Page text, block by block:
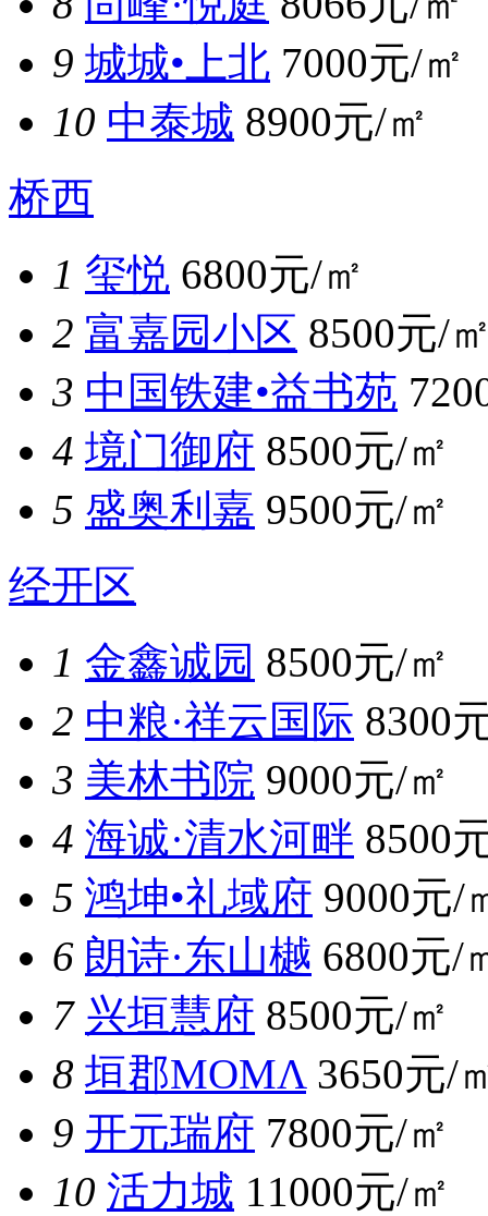
9 城城•上北 7000元/㎡
10 中泰城 8900元/㎡
桥西
1 玺悦 6800元/㎡
2 富嘉园小区 8500元/
3 中国铁建•益书苑
4 境门御府 8500元/㎡
5 盛奥利嘉 9500元/㎡
经开区
1 金鑫诚园 8500元/㎡
2 中粮·祥云国际 8300
3 美林书院 9000元/㎡
4 海诚·清水河畔 8500
5 鸿坤•礼域府 9000元/
6 朗诗·东山樾 6800元/
7 兴垣慧府 8500元/㎡
8 垣郡MOMΛ 3650元/
9 开元瑞府 7800元/㎡
10 活力城 11000元/㎡